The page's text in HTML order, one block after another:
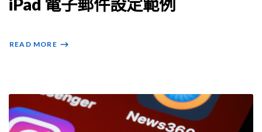
iPad 電子郵件設定範例
READ MORE ⟶